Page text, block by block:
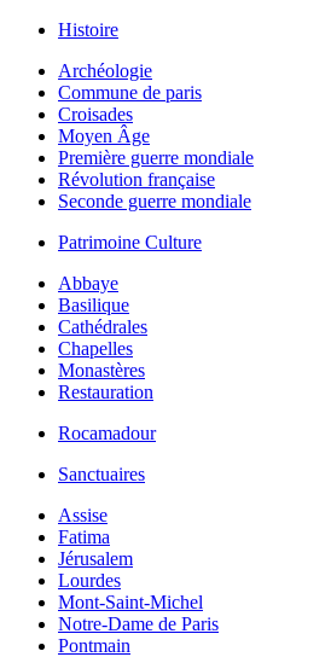
Histoire
Archéologie
Commune de paris
Croisades
Moyen Âge
Première guerre mondiale
Révolution française
Seconde guerre mondiale
Patrimoine Culture
Abbaye
Basilique
Cathédrales
Chapelles
Monastères
Restauration
Rocamadour
Sanctuaires
Assise
Fatima
Jérusalem
Lourdes
Mont-Saint-Michel
Notre-Dame de Paris
Pontmain